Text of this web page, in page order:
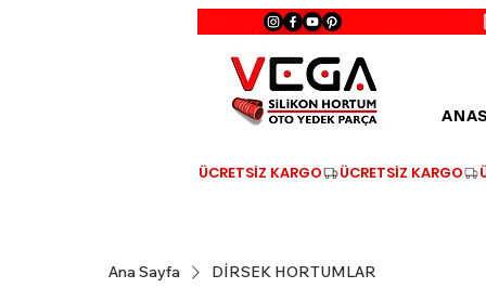
ÜCRETSİZ KARGO
Ana Sayfa DİRSEK HORTUMLAR